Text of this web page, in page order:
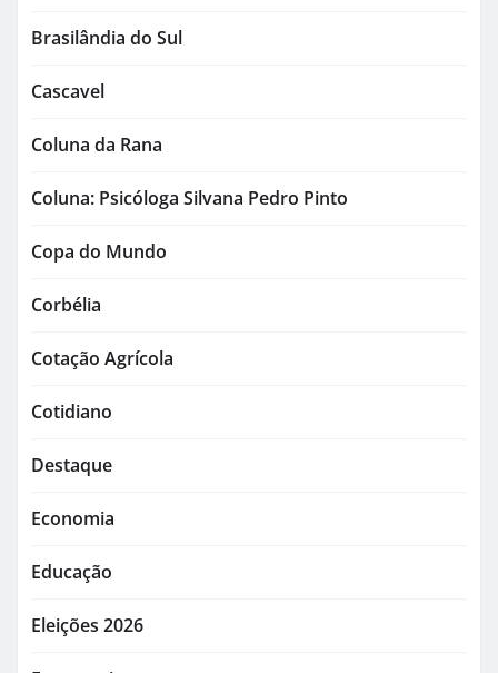
Brasilândia do Sul
Cascavel
Coluna da Rana
Coluna: Psicóloga Silvana Pedro Pinto
Copa do Mundo
Corbélia
Cotação Agrícola
Cotidiano
Destaque
Economia
Educação
Eleições 2026